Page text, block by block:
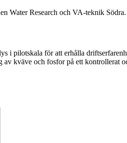
Water Research och VA-teknik Södra.
i pilotskala för att erhålla
kväve och fosfor på ett kontrollerat